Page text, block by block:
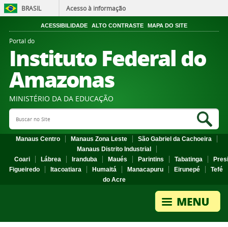
BRASIL Acesso à informação
ACESSIBILIDADE ALTO CONTRASTE MAPA DO SITE
Portal do
Instituto Federal do
Amazonas
MINISTÉRIO DA DA EDUCAÇÃO
Search Site
Manaus Centro Manaus Zona Leste
São Gabriel da Cachoeira
Manaus Distrito Industrial
Coari
Lábrea Iranduba Maués Parintins Tabatinga
Figueiredo
Itacoatiara Humaitá Manacapuru Eirunepé
Tefé
do Acre